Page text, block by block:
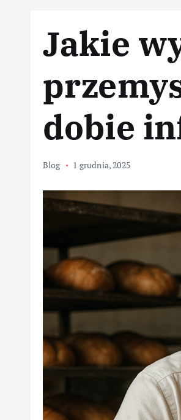
Jakie
dobie
Blog 1 grudnia, 2025